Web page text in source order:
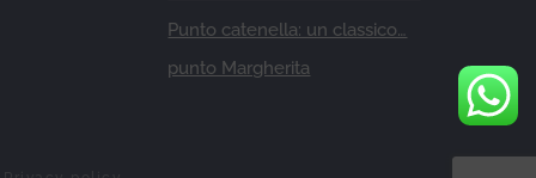
Punto catenella: un classico…
punto Margherita